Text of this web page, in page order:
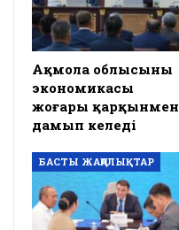
Ақмола облысының
экономикасы
жоғары қарқынмен
дамып келеді
БАСТЫ ЖАҢАЛЫҚТАР